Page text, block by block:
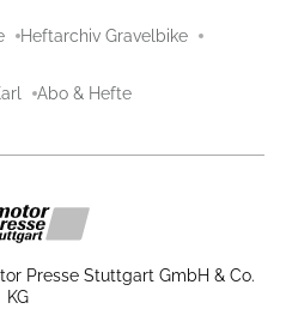
Heftarchiv Gravelbike
Abo & Hefte
Presse Stuttgart GmbH & Co.
KG